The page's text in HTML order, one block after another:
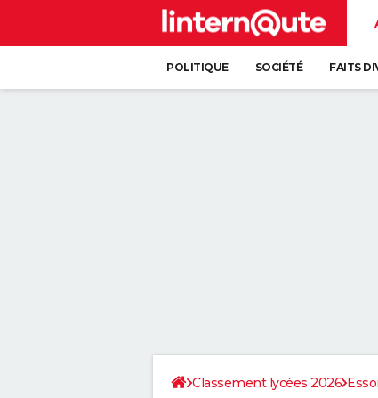
POLITIQUE SOCIÉTÉ FAITS
Classement lycées 2026